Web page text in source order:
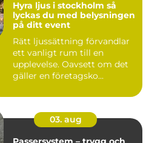
Hyra ljus i stockholm så
lyckas du med belysningen
på ditt event
Rätt ljussättning förvandlar
ett vanligt rum till en
upplevelse. Oavsett om det
gäller en företagsko...
03. aug